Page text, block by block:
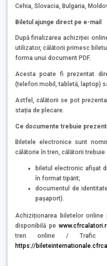
Cehia, Slovacia, Bulgaria,
Biletul ajunge direct pe e-mail
După finalizarea achiziției
utilizator, călătorii primesc
forma unui document PDF.
Acesta poate fi prezentat
(telefon mobil, tabletă, laptop)
Astfel, călătorii se pot
stația de plecare.
Ce documente trebuie
Biletele electronice sunt
călătorie în tren, călătorii trebuie
biletul electronic afișat
în format tipărit;
documentul de
pașaport).
Achiziționarea biletelor online
disponibilă pe
tren online / Trafic
https://